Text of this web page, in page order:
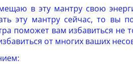
в эту мантру свою
эту мантру сейчас, то вы
поможет вам избавиться не
от многих ваших